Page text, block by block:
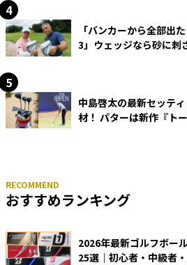
「バンカーから全部出
3」ウェッジなら砂に刺
中島啓太の最新セッテ
材！ パターは新作『ト
おすすめランキング
2026年最新ゴルフボー
25選｜初心者・中級者